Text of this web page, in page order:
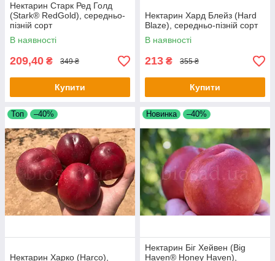
Нектарин Старк Ред Голд
(Stark® RedGold), середньо-
пізній сорт
В наявності
209,40 ₴ 349 ₴
Купити
Нектарин Хард Блейз (Hard
Blaze), середньо-пізній сорт
В наявності
213 ₴ 355 ₴
Купити
Топ –40%
Нектарин Харко (Harco),
Новинка –40%
Нектарин Біг Хейвен (Big
Haven® Honey Haven),